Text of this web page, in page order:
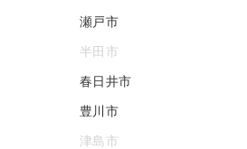
瀬戸市
半田市
春日井市
豊川市
津島市